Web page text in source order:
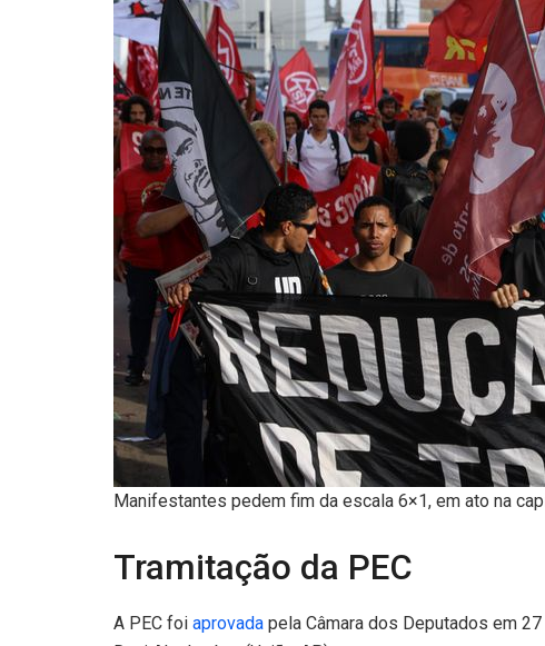
Manifestantes pedem fim da escala 6×1, em ato na
Tramitação da PEC
A PEC foi aprovada pela Câmara dos Deputados em